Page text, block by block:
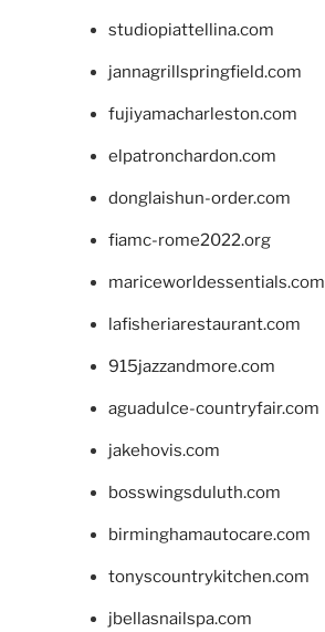
studiopiattellina.com
jannagrillspringfield.com
fujiyamacharleston.com
elpatronchardon.com
donglaishun-order.com
fiamc-rome2022.org
mariceworldessentials.com
lafisheriarestaurant.com
915jazzandmore.com
aguadulce-countryfair.com
jakehovis.com
bosswingsduluth.com
birminghamautocare.com
tonyscountrykitchen.com
jbellasnailspa.com